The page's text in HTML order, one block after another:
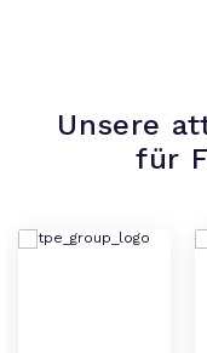
Unsere
für